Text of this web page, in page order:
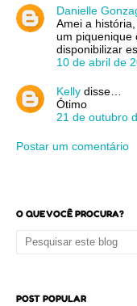
Danielle
Amei a
um piquenique
disponibilizar
10 de abril de
Kelly disse…
Ótimo
21 de outubro
Postar um comentário
O QUE VOCÊ PROCURA?
POST POPULAR